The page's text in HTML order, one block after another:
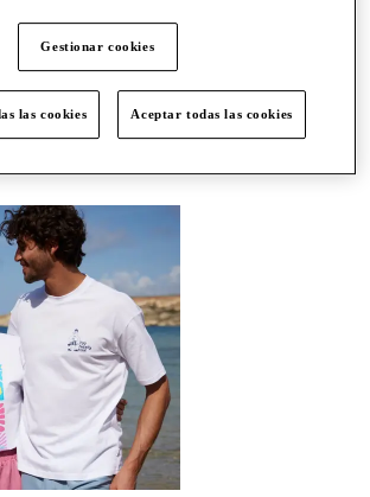
Gestionar cookies
las cookies Aceptar todas las cookies